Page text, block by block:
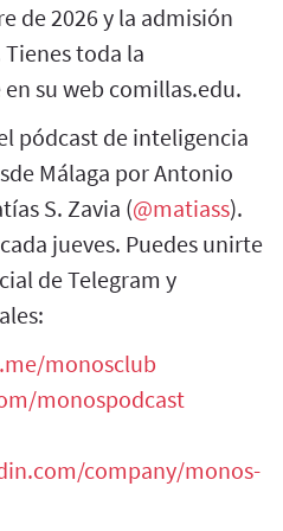
de 2026 y la admisión
toda la
su web comillas.edu.
pódcast de inteligencia
Málaga por Antonio
S. Zavia (@matiass).
jueves. Puedes unirte
de Telegram y
monosclub
monospodcast
company/monos-